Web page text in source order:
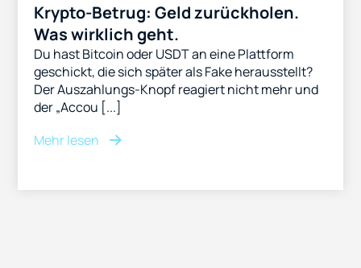
Krypto-Betrug: Geld zurückholen.
Was wirklich geht.
Du hast Bitcoin oder USDT an eine Plattform
geschickt, die sich später als Fake herausstellt?
Der Auszahlungs-Knopf reagiert nicht mehr und
der „Accou [...]
Mehr lesen